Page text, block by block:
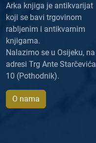
Arka knjiga je antikvarijat
koji se bavi trgovinom
rabljenim i antikvarnim
knjigama.
Nalazimo se u Osijeku, na
adresi Trg Ante Starčevića
10 (Pothodnik).
O nama